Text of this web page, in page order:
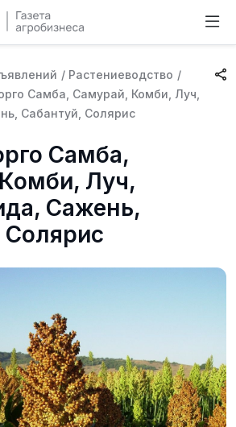
/ Растениеводство /
Самба, Самурай, Комби, Луч,
Сабантуй, Солярис
Самба,
Луч,
Сажень,
Солярис